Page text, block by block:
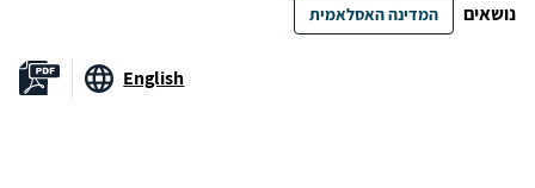
נושאים המדינה האסלאמית
English